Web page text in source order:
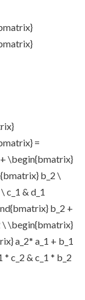
=
\begin{bmatrix}
b_2 \
c_1 & d_1
b_2 +
\ \begin{bmatrix}
a_2* a_1 + b_1
* c_2 & c_1 * b_2